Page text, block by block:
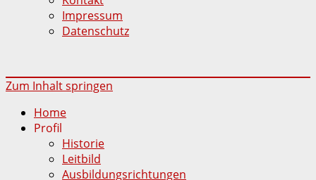
Impressum
Datenschutz
Zum Inhalt springen
Home
Profil
Historie
Leitbild
Ausbildungsrichtungen